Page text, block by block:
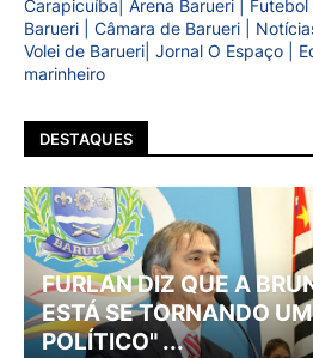
Carapicuíba| Arena Barueri |
Barueri | Câmara de Barueri |
Volei de Barueri| Jornal O Espaço |
marinheiro
DESTAQUES
FURLAN DIZ QUE A
ESTÁ SE TORNANDO
POLÍTICO" ...